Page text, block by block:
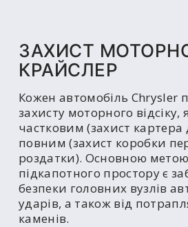
ЗАХИСТ
КРАЙСЛЕР
Кожен автомобіль Chrysler
захисту моторного
частковим (захист картера
повним (захист коробки
роздатки). Основною
підкапотного простору є
безпеки головних вузлів
ударів, а також від
каменів.